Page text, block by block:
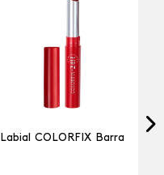
Labial COLORFIX Barra